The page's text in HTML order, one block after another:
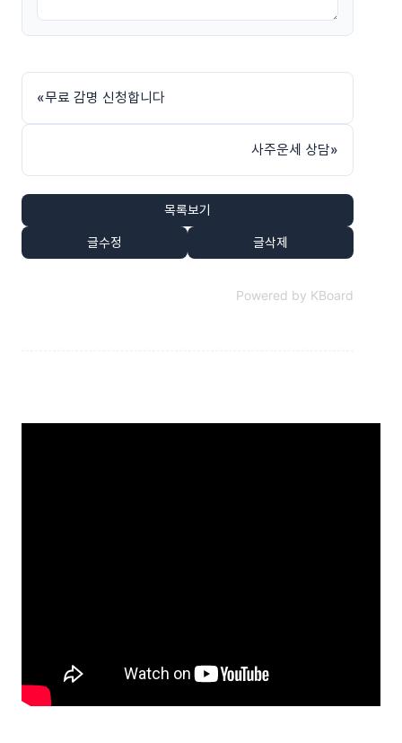
«무료 감명 신청합니다
사주운세 상담»
목록보기
글수정 글삭제
Powered by KBoard